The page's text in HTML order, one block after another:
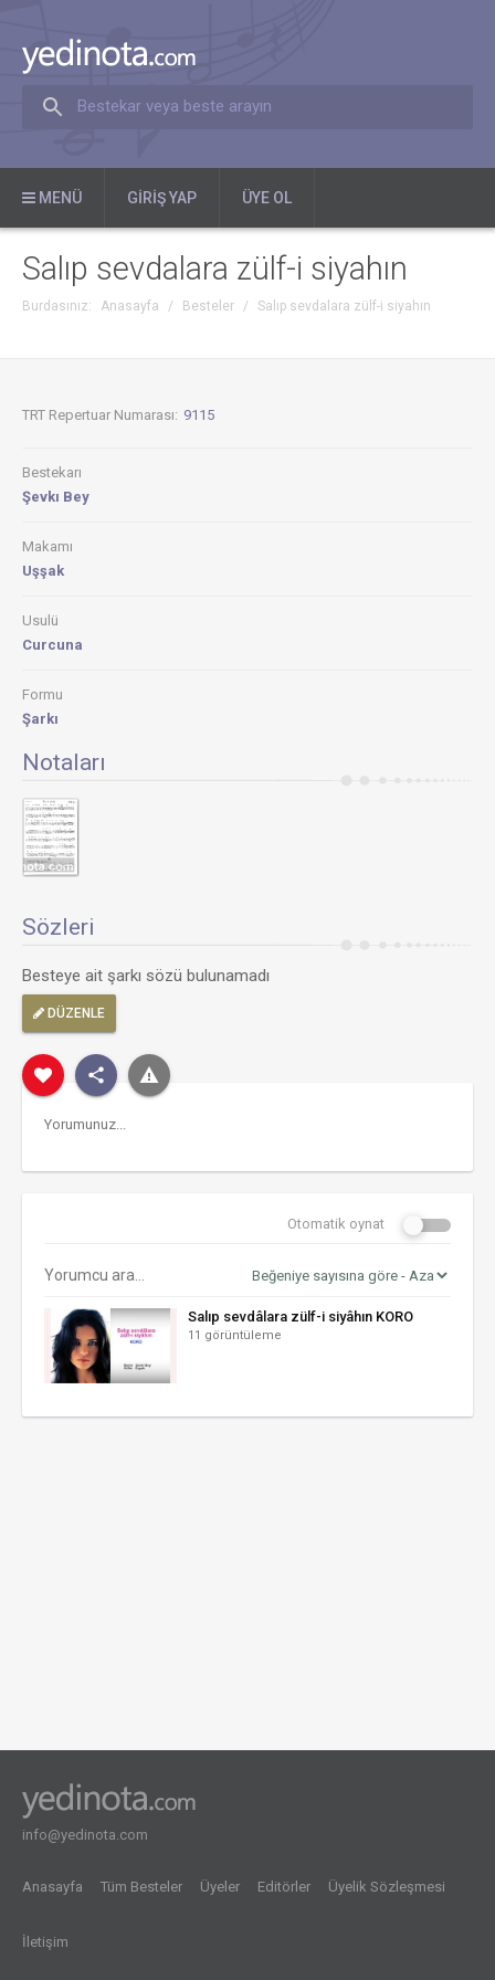
Bestekar veya beste arayın
MENÜ GIRIŞ YAP ÜYE OL
Salıp sevdalara zülf-i siyahın
Burdasınız: Anasayfa / Besteler / Salıp sevdalara zülf-i siyahın
TRT Repertuar Numarası: 9115
Bestekarı
Şevkı Bey
Makamı
Uşşak
Usulü
Curcuna
Formu
Şarkı
Notaları
Sözleri
Besteye ait şarkı sözü bulunamadı
DÜZENLE
Otomatik oynat
Salıp sevdâlara zülf-i siyâhın KORO
11 görüntüleme
info@yedinota.com
Anasayfa Tüm Besteler Üyeler Editörler Üyelik Sözleşmesi
İletişim